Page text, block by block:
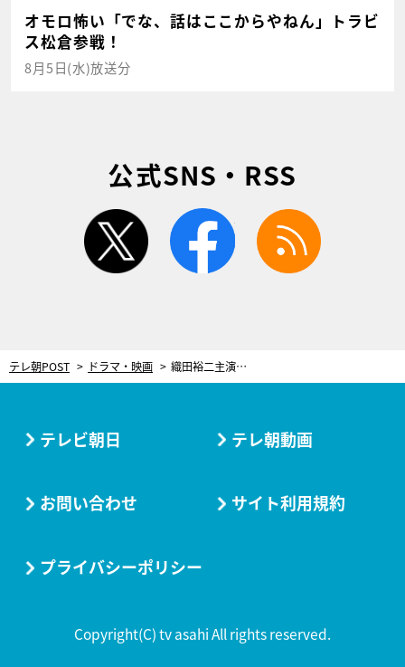
オモロ怖い「でな、話はここからやねん」トラビ
ス松倉参戦！
8月5日(水)放送分
公式SNS・RSS
twitter facebook
テレ朝POST ドラマ・映画 織田裕二主演『ダブルエッジ～甦った男』ついに放送！車椅子に乗った刑事×自閉スペクトラム症の捜査官
テレビ朝日 テレ朝動画
お問い合わせ サイト利用規約
プライバシーポリシー
Copyright(C) tv asahi All rights reserved.